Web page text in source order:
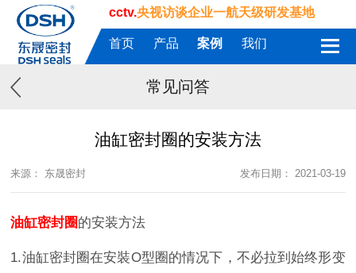
cctv.央视访谈企业一航天级研发基地
首页 产品 案例 我们
常见问答
油缸密封圈的安装方法
来源： 东晟密封 发布日期： 2021-03-19
油缸密封圈的安装方法
1.油缸密封圈在安裝O型圈的情况下，不必拉到始终形变